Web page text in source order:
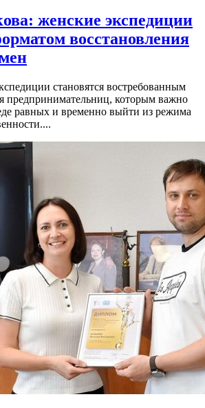
женские экспедиции
восстановления
становятся востребованным
предпринимательниц, которым важно
равных и временно выйти из режима